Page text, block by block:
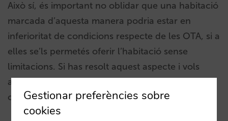
Això sí, és important no oblidar que una habitació
marcada d’aquesta manera podria estar en
inferioritat de condicions respecte de les OTA, si a
elles se’ls permetés oferir l’habitació sense
limitacions. Si has resolt aquest aspecte i vols
aplicar aquesta configuració, pots posar-te en
contacte amb el teu account manager.
Gestionar preferències sobre
cookies